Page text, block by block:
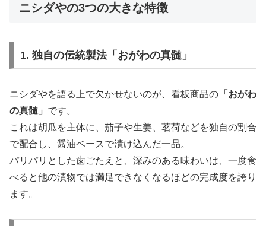
ニシダやの3つの大きな特徴
1. 独自の伝統製法「おがわの真髄」
ニシダやを語る上で欠かせないのが、看板商品の 「おがわ
の真髄」 です。
これは胡瓜を主体に、茄子や生姜、茗荷などを独自の割合
で配合し、醤油ベースで漬け込んだ一品。
パリパリとした歯ごたえと、深みのある味わいは、一度食
べると他の漬物では満足できなくなるほどの完成度を誇り
ます。